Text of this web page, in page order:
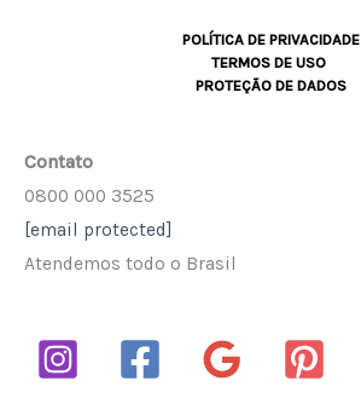
POLÍTICA DE PRIVACIDADE
TERMOS DE USO
PROTEÇÃO DE DADOS
Contato
0800 000 3525
[email protected]
Atendemos todo o Brasil